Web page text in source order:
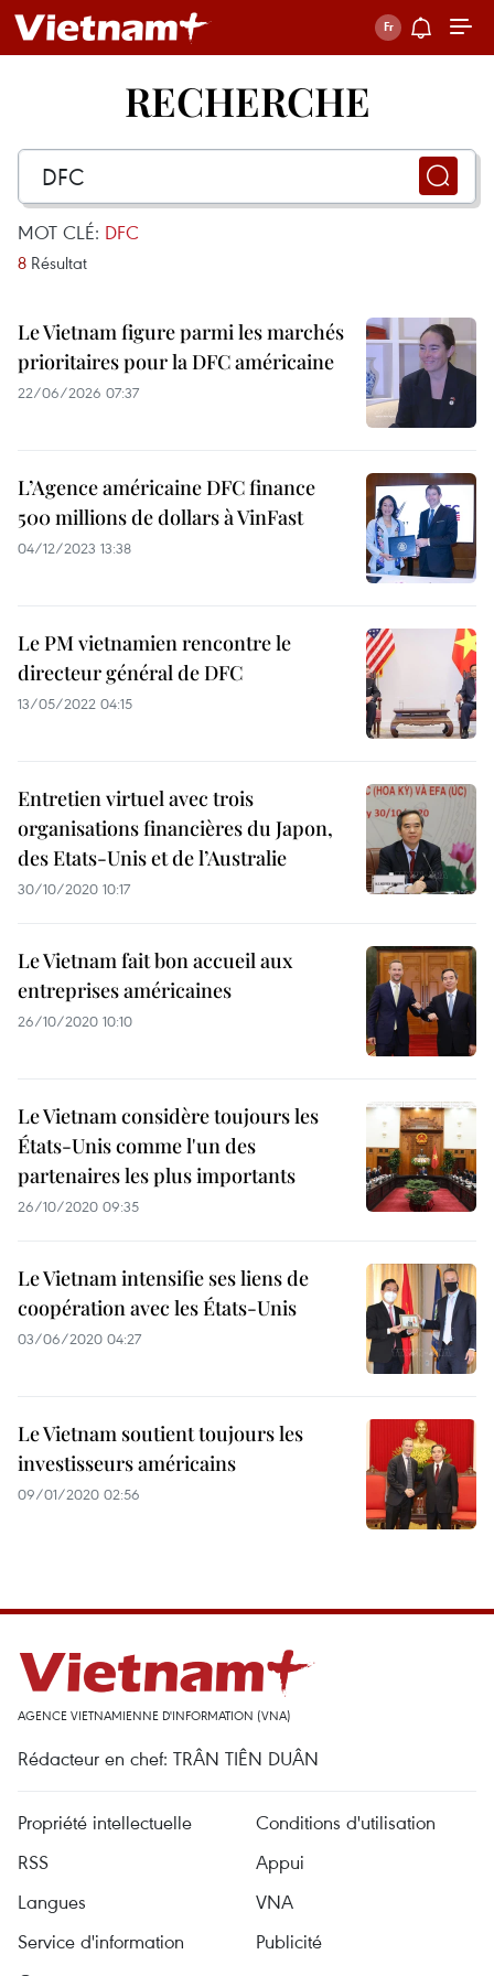
RECHERCHE
MOT CLÉ: DFC
8 Résultat
Le Vietnam figure parmi les marchés
prioritaires pour la DFC américaine
22/06/2026 07:37
L’Agence américaine DFC finance
500 millions de dollars à VinFast
04/12/2023 13:38
Le PM vietnamien rencontre le
directeur général de DFC
13/05/2022 04:15
Entretien virtuel avec trois
organisations financières du Japon,
des Etats-Unis et de l’Australie
30/10/2020 10:17
Le Vietnam fait bon accueil aux
entreprises américaines
26/10/2020 10:10
Le Vietnam considère toujours les
États-Unis comme l'un des
partenaires les plus importants
26/10/2020 09:35
Le Vietnam intensifie ses liens de
coopération avec les États-Unis
03/06/2020 04:27
Le Vietnam soutient toujours les
investisseurs américains
09/01/2020 02:56
AGENCE VIETNAMIENNE D'INFORMATION (VNA)
Rédacteur en chef: TRÂN TIÊN DUÂN
Propriété intellectuelle
Conditions d'utilisation
RSS
Appui
Langues
VNA
Service d'information
Publicité